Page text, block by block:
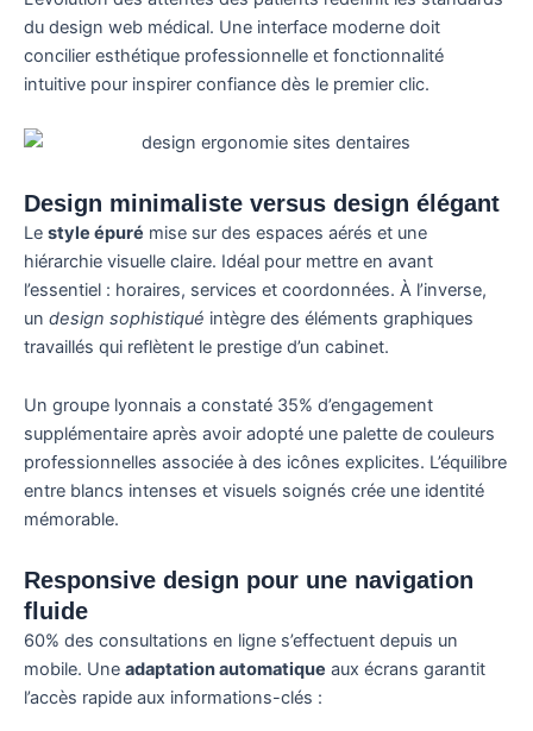
du design web médical. Une interface moderne doit
concilier esthétique professionnelle et fonctionnalité
intuitive pour inspirer confiance dès le premier clic.
Design minimaliste versus design élégant
Le style épuré mise sur des espaces aérés et une
hiérarchie visuelle claire. Idéal pour mettre en avant
l’essentiel : horaires, services et coordonnées. À l’inverse,
un design sophistiqué intègre des éléments graphiques
travaillés qui reflètent le prestige d’un cabinet.
Un groupe lyonnais a constaté 35% d’engagement
supplémentaire après avoir adopté une palette de couleurs
professionnelles associée à des icônes explicites. L’équilibre
entre blancs intenses et visuels soignés crée une identité
mémorable.
Responsive design pour une navigation
fluide
60% des consultations en ligne s’effectuent depuis un
mobile. Une adaptation automatique aux écrans garantit
l’accès rapide aux informations-clés :